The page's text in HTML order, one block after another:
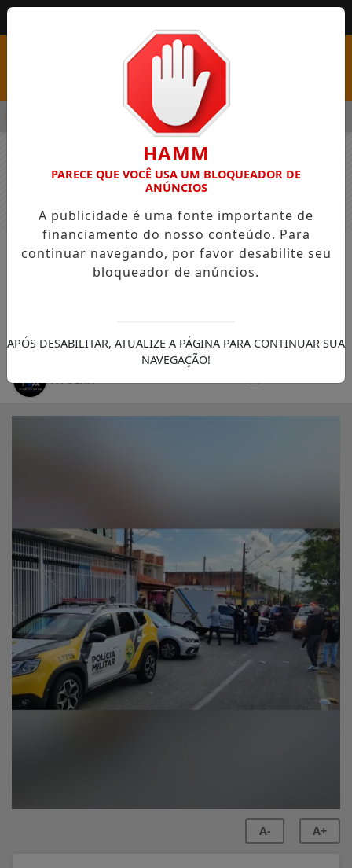
COM VAGAS EM SEIS FUNÇÕES E SALÁRIOS QUE CHEGAM
NOTÍCIAS GERAL
Bebê morre em creche clandestina
A FOLHA
A- A+
HAMM
PARECE QUE VOCÊ USA UM BLOQUEADOR DE
ANÚNCIOS
A publicidade é uma fonte importante de
financiamento do nosso conteúdo. Para
continuar navegando, por favor desabilite seu
bloqueador de anúncios.
APÓS DESABILITAR, ATUALIZE A PÁGINA PARA CONTINUAR SUA
NAVEGAÇÃO!